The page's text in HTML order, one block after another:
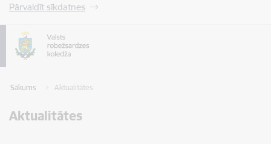
Pārvaldīt sīkdatnes
Sākums Aktualitātes
Aktualitātes